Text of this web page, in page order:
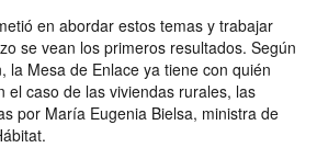
en abordar estos temas y trabajar
se vean los primeros resultados. Según
la Mesa de Enlace ya tiene con quién
el caso de las viviendas rurales, las
por María Eugenia Bielsa, ministra de